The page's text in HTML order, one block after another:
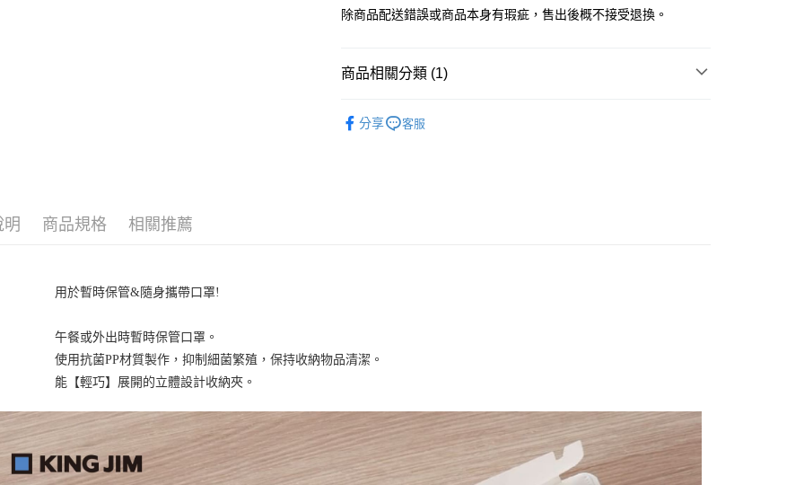
每筆NT$130，滿NT$2,500(含以上)免運費
除商品配送錯誤或商品本身有瑕疵，售出後概不接受退換。
商品相關分類 (1)
分享
客服
明 商品規格 相關推薦
用於暫時保管&隨身攜帶口罩!
午餐或外出時暫時保管口罩。
使用抗菌PP材質製作，抑制細菌繁殖，保持收納物品清潔。
能【輕巧】展開的立體設計收納夾。